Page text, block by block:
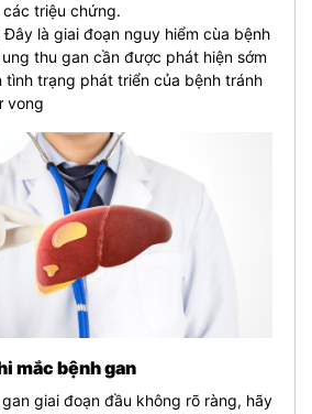
các triệu chứng.
Đây là giai đoạn nguy hiểm cùa bệnh
thu gan cần được phát hiện sớm
tình trạng phát triển của bệnh tránh
vong
mắc bệnh gan
giai đoạn đầu không rõ ràng, hãy